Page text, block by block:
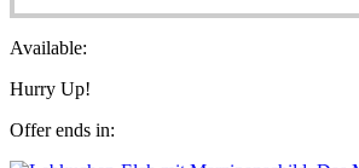
Available:
Hurry Up!
Offer ends in: